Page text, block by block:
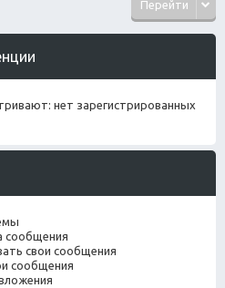
Перейти
нет зарегистрированных
сообщения
свои сообщения
сообщения